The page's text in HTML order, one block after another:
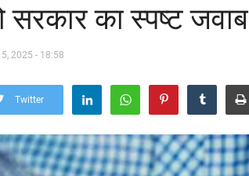
सरकार का स्पष्ट जवाब
2025 - 18:58
Twitter